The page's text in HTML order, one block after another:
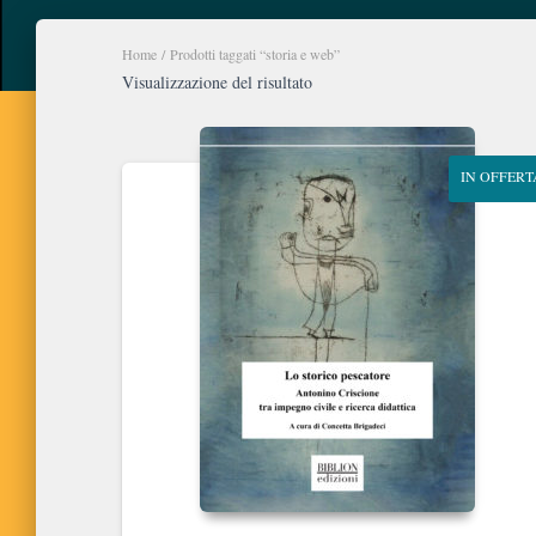
Home / Prodotti taggati “storia e web”
Visualizzazione del risultato
IN